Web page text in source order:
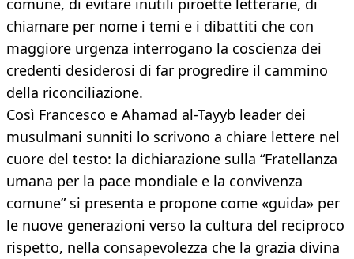
comune, di evitare inutili piroette letterarie, di
chiamare per nome i temi e i dibattiti che con
maggiore urgenza interrogano la coscienza dei
credenti desiderosi di far progredire il cammino
della riconciliazione.
Così Francesco e Ahamad al-Tayyb leader dei
musulmani sunniti lo scrivono a chiare lettere nel
cuore del testo: la dichiarazione sulla “Fratellanza
umana per la pace mondiale e la convivenza
comune” si presenta e propone come «guida» per
le nuove generazioni verso la cultura del reciproco
rispetto, nella consapevolezza che la grazia divina